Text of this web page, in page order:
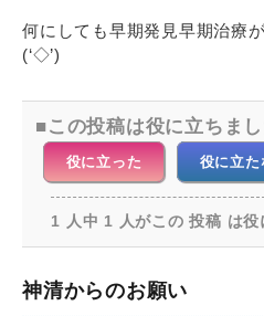
何にしても早期発見早期治療
(‘◇’)ゞ
この投稿は役に立ちま
役に立った 役に立た
1 人中 1 人がこの 投稿 は役
神清からのお願い